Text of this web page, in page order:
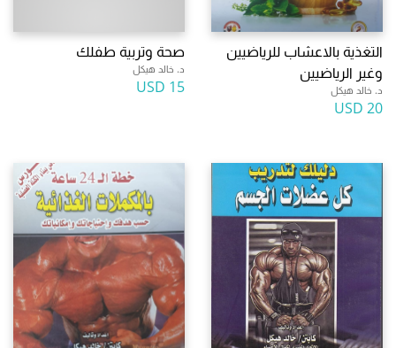
التغذية بالاعشاب للرياضيين
وغير الرياضيين
د. خالد هيكل
20 USD
صحة وتربية طفلك
د. خالد هيكل
15 USD